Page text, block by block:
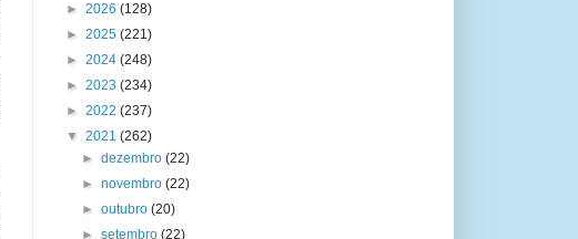
► 2026 (128)
► 2025 (221)
► 2024 (248)
► 2023 (234)
► 2022 (237)
▼ 2021 (262)
►dezembro(22)
►novembro(22)
►outubro(20)
►setembro(22)